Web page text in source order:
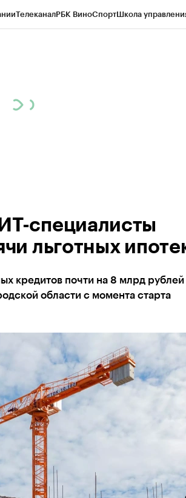
ТелеканалРБК ВиноСпортШкола
специалисты
льготных
кредитов почти на 8 млрд рублей
области с момента старта